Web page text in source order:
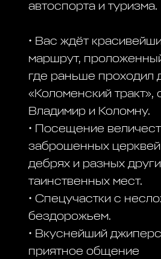
автоспорта и туризма.
• Вас ждёт
маршрут,
где раньше проходил
«Коломенский
Владимир и Коломну.
• Посещение
заброшенных
дебрях и разных
таинственных мест.
• Спецучастки с
бездорожьем.
• Вкуснейший
приятное общение